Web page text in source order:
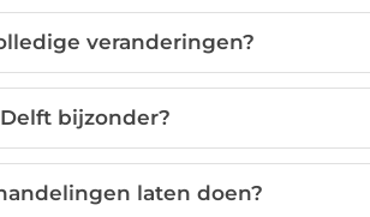
veranderingen?
bijzonder?
laten doen?